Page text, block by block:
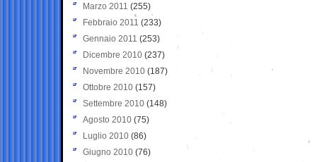
Marzo 2011 (255)
Febbraio 2011 (233)
Gennaio 2011 (253)
Dicembre 2010 (237)
Novembre 2010 (187)
Ottobre 2010 (157)
Settembre 2010 (148)
Agosto 2010 (75)
Luglio 2010 (86)
Giugno 2010 (76)